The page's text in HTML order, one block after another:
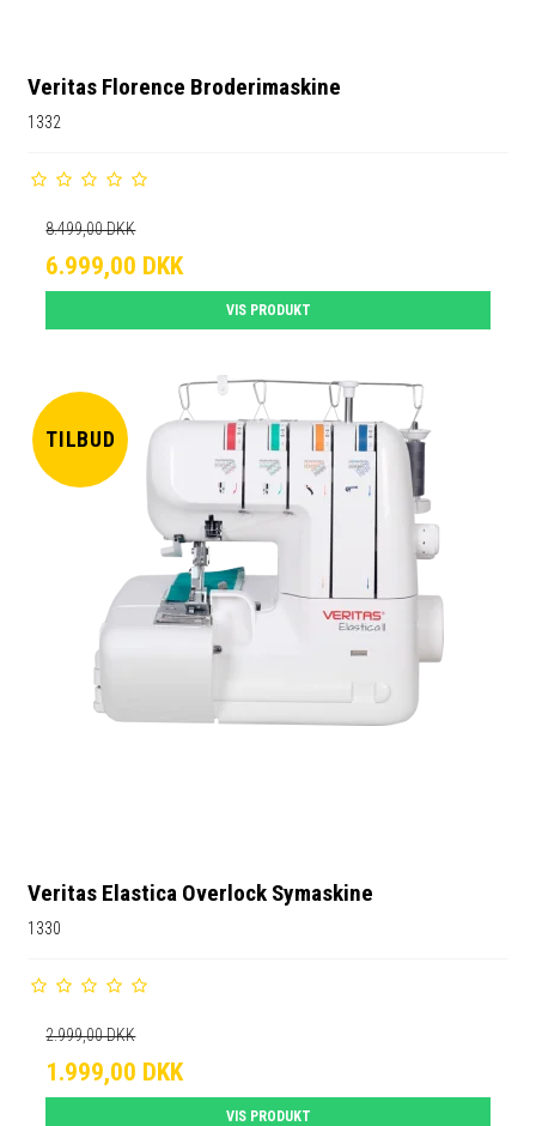
Veritas Florence Broderimaskine
1332
8.499,00 DKK
6.999,00 DKK
VIS PRODUKT
TILBUD
Veritas Elastica Overlock Symaskine
1330
2.999,00 DKK
1.999,00 DKK
VIS PRODUKT